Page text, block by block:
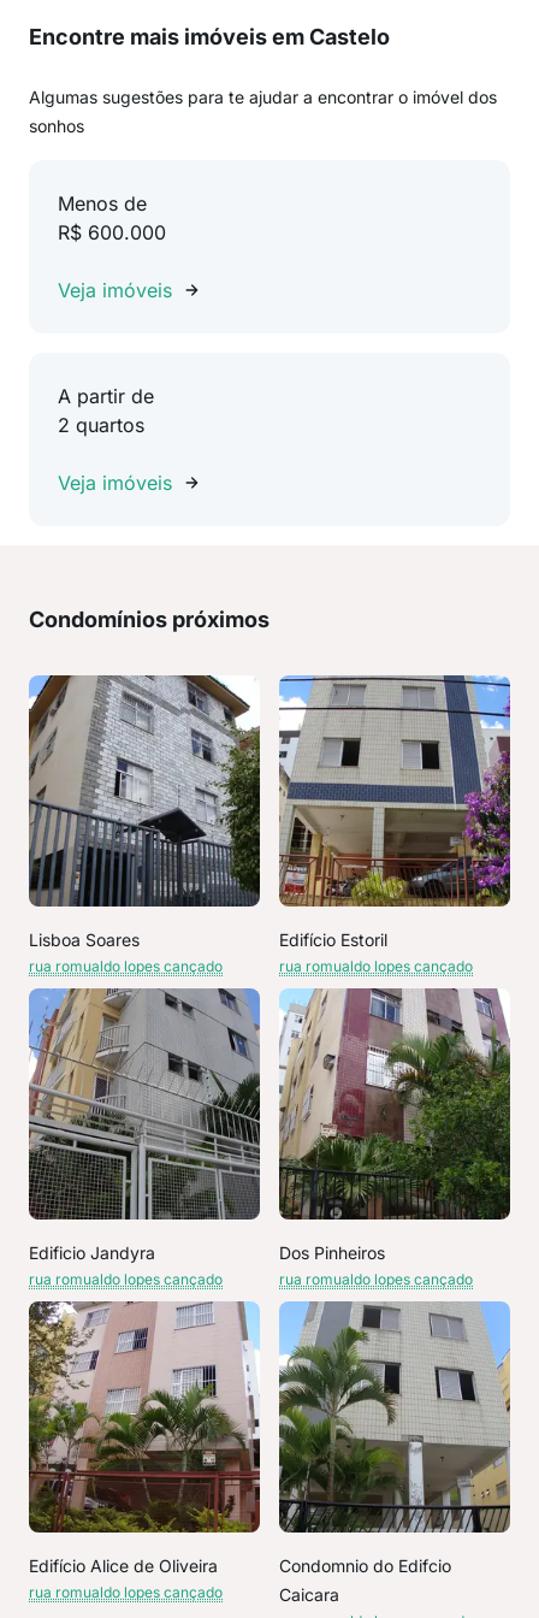
Encontre mais imóveis em Castelo
Algumas sugestões para te ajudar a encontrar o imóvel dos
sonhos
Menos de
R$ 600.000
Veja imóveis
A partir de
2 quartos
Veja imóveis
Condomínios próximos
Lisboa Soares
rua romualdo lopes cançado
Edifício Estoril
rua romualdo lopes cançado
Edificio Jandyra
rua romualdo lopes cançado
Dos Pinheiros
rua romualdo lopes cançado
Edifício Alice de Oliveira
rua romualdo lopes cançado
Condomnio do Edifcio
Caicara